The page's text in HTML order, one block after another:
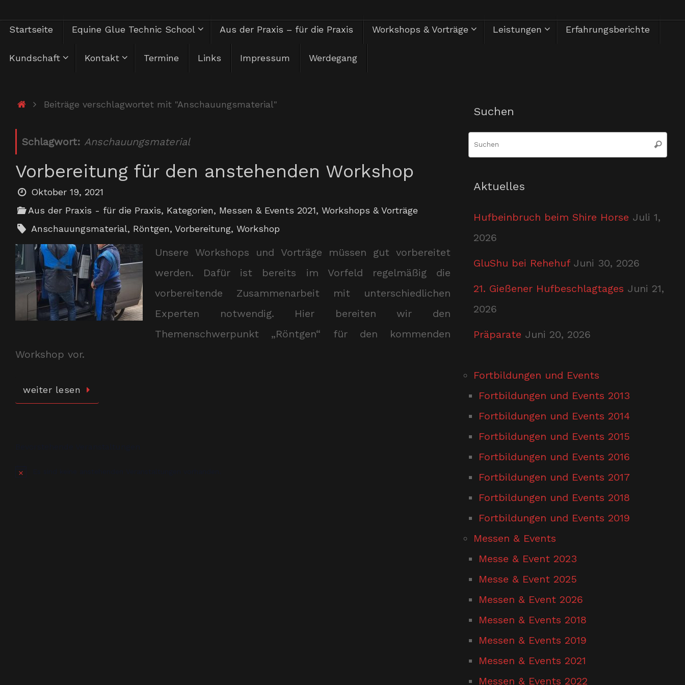
Zum
Herzlich Willkommen
Zum
InhaltStartseite Equine Glue Technic School Aus der Praxis – für die Praxis Workshops & Vorträge Leistungen Erfahrungsberichte
Kundschaft Kontakt Termine Links Impressum Werdegang
StartBeiträge verschlagwortet mit "Anschauungsmaterial"
Schlagwort: Anschauungsmaterial
Vorbereitung für den anstehenden Workshop
Oktober 19, 2021
Aus der Praxis - für die Praxis, Kategorien, Messen & Events 2021, Workshops & Vorträge
Anschauungsmaterial, Röntgen, Vorbereitung, Workshop
Unsere Workshops und Vorträge müssen gut vorbereitet
werden. Dafür ist bereits im Vorfeld regelmäßig die
vorbereitende Zusammenarbeit mit unterschiedlichen
Experten notwendig. Hier bereiten wir den
Themenschwerpunkt „Röntgen“ für den kommenden
Workshop vor.
weiter lesen
Hinweis
Suchen
Suchen
Aktuelles
Hufbeinbruch beim Shire Horse Juli 1,
2026
GluShu bei Rehehuf Juni 30, 2026
21. Gießener Hufbeschlagtages Juni 21,
2026
Präparate Juni 20, 2026
Fortbildungen und Events
Fortbildungen und Events 2013
Fortbildungen und Events 2014
Fortbildungen und Events 2015
Fortbildungen und Events 2016
Fortbildungen und Events 2017
Fortbildungen und Events 2018
Fortbildungen und Events 2019
Messen & Events
Messe & Event 2023
Messe & Event 2025
Messen & Event 2026
Messen & Events 2018
Messen & Events 2019
Messen & Events 2021
Messen & Events 2022